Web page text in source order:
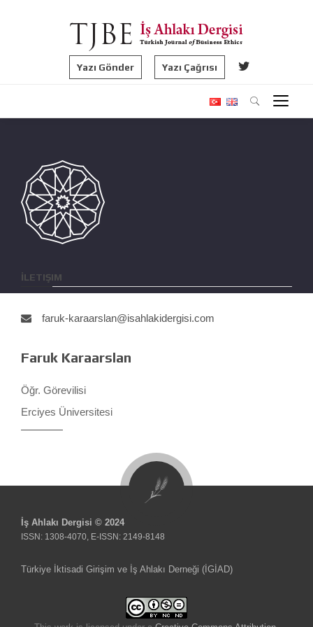
Yazı Gönder Yazı Çağrısı
İLETIŞIM
faruk-karaarslan@isahlakidergisi.com
Faruk Karaarslan
Öğr. Görevilisi
Erciyes Üniversitesi
İş Ahlakı Dergisi © 2024
ISSN: 1308-4070, E-ISSN: 2149-8148
Türkiye İktisadi Girişim ve İş Ahlakı Derneği (İGİAD)